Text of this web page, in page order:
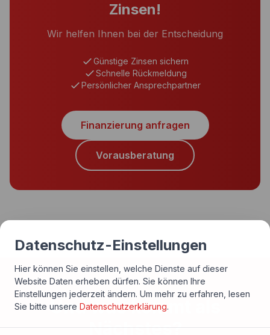
Zinsen!
Wir helfen Ihnen bei der Entscheidung
Günstige Zinsen sichern
Schnelle Rückmeldung
Persönlicher Ansprechpartner
Finanzierung anfragen
Vorausberatung
Und was kommt als
Nächstes?
Datenschutz-Einstellungen
Hier können Sie einstellen, welche Dienste auf dieser
Website Daten erheben dürfen. Sie können Ihre
Einstellungen jederzeit ändern. Um mehr zu erfahren, lesen
Sie bitte unsere Datenschutzerklärung.